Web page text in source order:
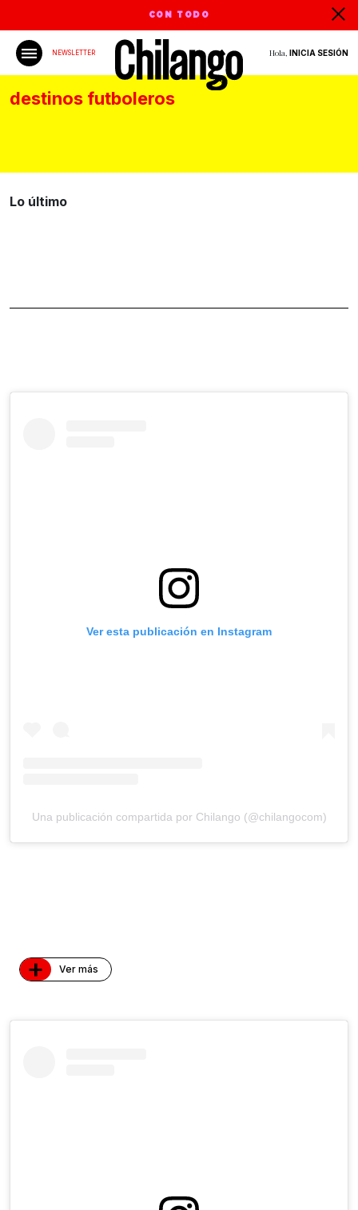
CON TODO
NEWSLETTER Hola, INICIA SESIÓN
destinos futboleros
Lo último
Ver esta publicación en Instagram
Una publicación compartida por Chilango (@chilangocom)
+ Ver más